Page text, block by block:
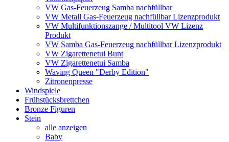
VW Gas-Feuerzeug Samba nachfüllbar
VW Metall Gas-Feuerzeug nachfüllbar Lizenzprodukt
VW Multifunktionszange / Multitool VW Lizenz
Produkt
VW Samba Gas-Feuerzeug nachfüllbar Lizenzprodukt
VW Zigarettenetui Bunt
VW Zigarettenetui Samba
Waving Queen "Derby Edition"
Zitronenpresse
Windspiele
Frühstücksbrettchen
Bronze Figuren
Stein
alle anzeigen
Baby